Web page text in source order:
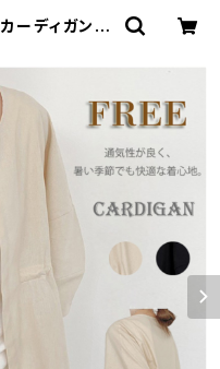
ーディガンバ